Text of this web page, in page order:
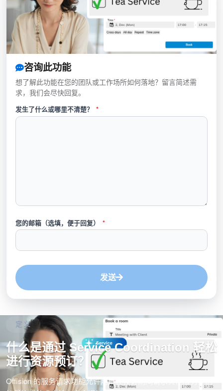
咨询此功能
想了解此功能在您的团队或工作场所如何落地？留言简述需
求，我们会尽快回复。
发生了什么或哪里不清楚？ *
您的邮箱（选填，便于回复） *
发送
定义
什么是通过 Service Coordination 轻松
进行资源预订？
Offision 的服务请求功能允许用户在预订期间请求其他服务，例